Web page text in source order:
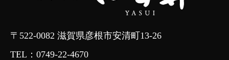
〒522-0082 滋賀県彦根市安清町13-26
TEL： 0749-22-4670